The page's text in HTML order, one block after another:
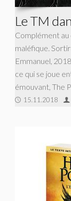
Le TM
Complément au
maléfique.
Emmanuel,
ce qui se joue
émouvant, The
15.11.2018